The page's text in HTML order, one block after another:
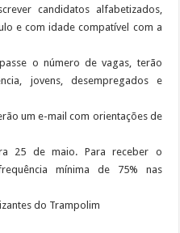
candidatos alfabetizados,
e com idade compatível com a
o número de vagas, terão
jovens, desempregados e
um e-mail com orientações de
25 de maio. Para receber o
mínima de 75% nas
do Trampolim